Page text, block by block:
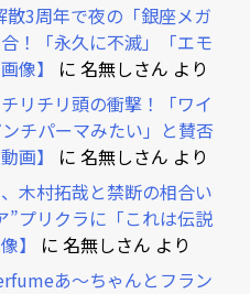
散3周年で夜の「銀座メガ
！「永久に不滅」「エモ
像】
に 名無しさん より
リチリ頭の衝撃！「ワイ
チパーマみたい」と賛否
画】
に 名無しさん より
木村拓哉と禁断の相合い
”プリクラに「これは伝説
】
に 名無しさん より
あ～ちゃんとフラン